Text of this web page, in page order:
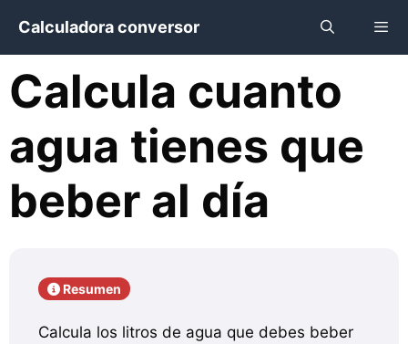
contenido
Calculadora conversor
Calcula cuanto
agua tienes que
beber al día
Resumen
Calcula los litros de agua que debes beber